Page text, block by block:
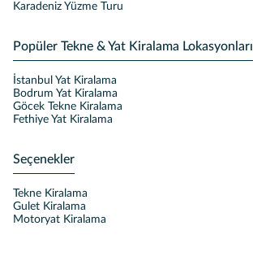
Karadeniz Yüzme Turu
Popüler Tekne & Yat Kiralama Lokasyonları
İstanbul Yat Kiralama
Bodrum Yat Kiralama
Göcek Tekne Kiralama
Fethiye Yat Kiralama
Seçenekler
Tekne Kiralama
Gulet Kiralama
Motoryat Kiralama